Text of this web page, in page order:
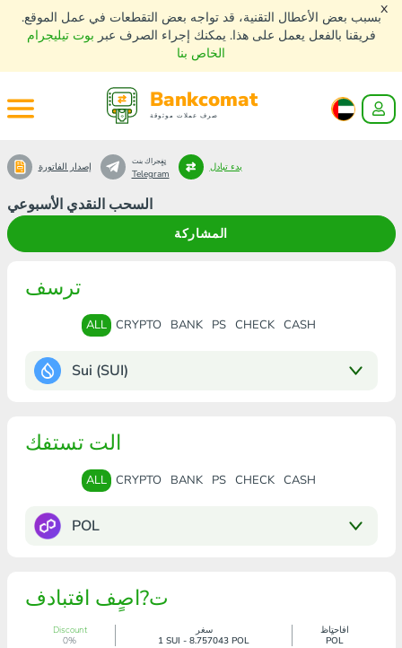
بسبب بعض الأعطال التقنية، قد تواجه بعض التقطعات في عمل الموقع.
فريقنا بالفعل يعمل على هذا. يمكنك إجراء الصرف عبر بوت تيليجرام
الخاص بنا
x
Bankcomat
صرف عملات موثوقة
السحب النقدي الأسبوعي
المشاركة
إصدار الفاتورة تٍفٍجراك بنت
Telegram
بدء تبادل
ترسف
ALL CRYPTO BANK PS CHECK CASH
Sui (SUI)
الت تستفك
ALL CRYPTO BANK PS CHECK CASH
POL
ت?اصٍف افتبادف
Discount
0%
سغر
1 SUI - 8.757043 POL
افاحتٍاظ
POL